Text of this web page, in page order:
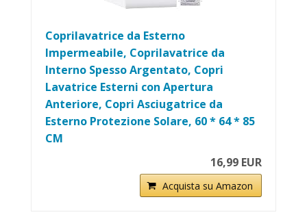
Coprilavatrice da Esterno
Impermeabile, Coprilavatrice da
Interno Spesso Argentato, Copri
Lavatrice Esterni con Apertura
Anteriore, Copri Asciugatrice da
Esterno Protezione Solare, 60 * 64 * 85
CM
16,99 EUR
Acquista su Amazon